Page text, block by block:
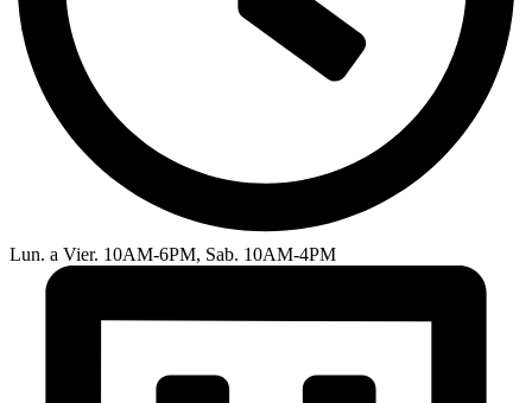
Lun. a Vier. 10AM-6PM, Sab. 10AM-4PM